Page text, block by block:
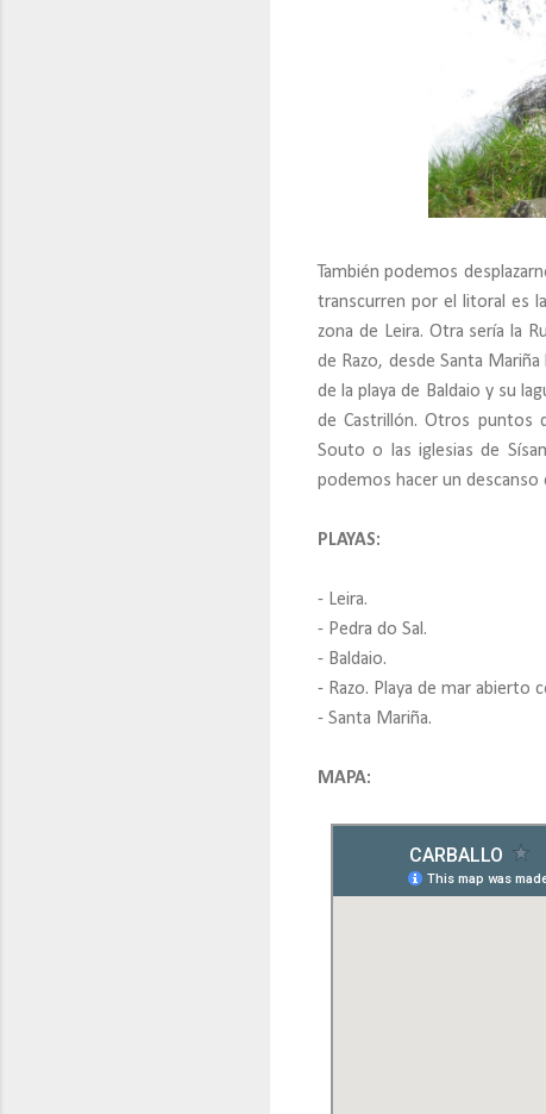
También podemos
transcurren por el litoral es
zona de Leira. Otra sería la
de Razo, desde Santa
de la playa de Baldaio y su
de Castrillón. Otros puntos
Souto o las iglesias de
podemos hacer un descanso
PLAYAS:
- Leira.
- Pedra do Sal.
- Baldaio.
- Razo. Playa de mar abierto
- Santa Mariña.
MAPA: